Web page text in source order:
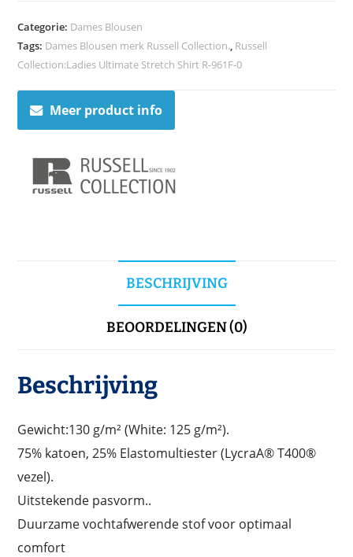
Categorie: Dames Blousen
Tags: Dames Blousen merk Russell Collection., Russell
Collection:Ladies Ultimate Stretch Shirt R-961F-0
Meer product info
BESCHRIJVING
BEOORDELINGEN (0)
Beschrijving
Gewicht:130 g/m² (White: 125 g/m²).
75% katoen, 25% Elastomultiester (LycraA® T400®
vezel).
Uitstekende pasvorm..
Duurzame vochtafwerende stof voor optimaal
comfort